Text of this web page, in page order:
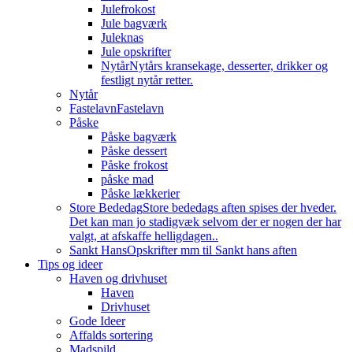
Julefrokost
Jule bagværk
Juleknas
Jule opskrifter
NytårNytårs kransekage, desserter, drikker og
festligt nytår retter.
Nytår
FastelavnFastelavn
Påske
Påske bagværk
Påske dessert
Påske frokost
påske mad
Påske lækkerier
Store BededagStore bededags aften spises der hveder.
Det kan man jo stadigvæk selvom der er nogen der har
valgt, at afskaffe helligdagen..
Sankt HansOpskrifter mm til Sankt hans aften
Tips og ideer
Haven og drivhuset
Haven
Drivhuset
Gode Ideer
Affalds sortering